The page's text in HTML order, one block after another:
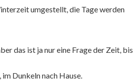
umgestellt, die Tage werden
das ist ja nur eine Frage der Zeit, bis
Dunkeln nach Hause.